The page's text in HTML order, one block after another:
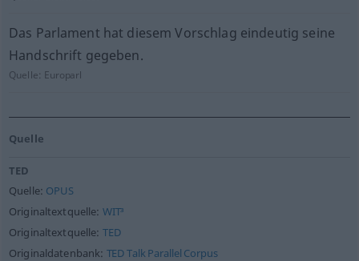
Das Parlament hat diesem Vorschlag eindeutig seine
Handschrift gegeben.
Quelle: Europarl
Quelle
TED
Quelle: OPUS
Originaltextquelle: WIT³
Originaltextquelle: TED
Originaldatenbank: TED Talk Parallel Corpus